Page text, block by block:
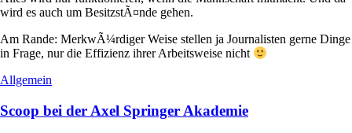
wird es auch um BesitzstÃ¤nde gehen.
Am Rande: MerkwÃ¼rdiger Weise stellen ja Journalisten gerne Dinge
in Frage, nur die Effizienz ihrer Arbeitsweise nicht
Allgemein
Scoop bei der Axel Springer Akademie